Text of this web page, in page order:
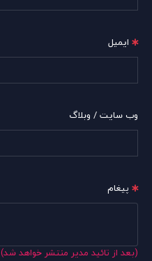
ایمیل
وب سایت / وبلاگ
پیغام
(بعد از تائید مدیر منتشر خواهد شد)